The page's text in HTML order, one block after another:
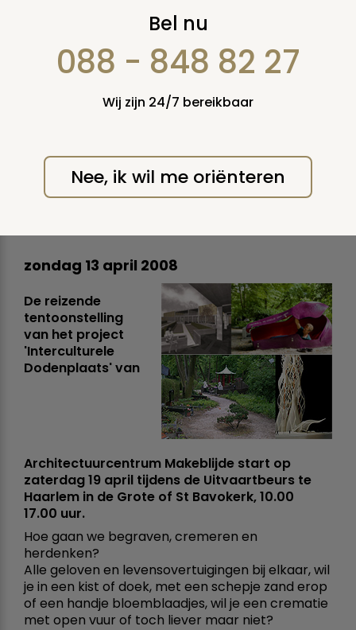
Uitnodiging 19 04
2008, Haarlem:
Primeur van de
tentoonstelling De
Toekomst van de
zondag 13 april 2008
De reizende
tentoonstelling
van het project
'Interculturele
Dodenplaats' van
Architectuurcentrum Makeblijde start op
zaterdag 19 april tijdens de Uitvaartbeurs te
Haarlem in de Grote of St Bavokerk, 10.00 
17.00 uur.
Hoe gaan we begraven, cremeren en
herdenken?
Alle geloven en levensovertuigingen bij elkaar, wil
je in een kist of doek, met een schepje zand erop
of een handje bloemblaadjes, wil je een crematie
met open vuur of toch liever maar niet?
Bel nu
088 - 848 82 27
Wij zijn 24/7 bereikbaar
Nee, ik wil me oriënteren